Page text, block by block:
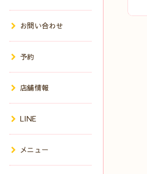
お問い合わせ
予約
店舗情報
LINE
メニュー